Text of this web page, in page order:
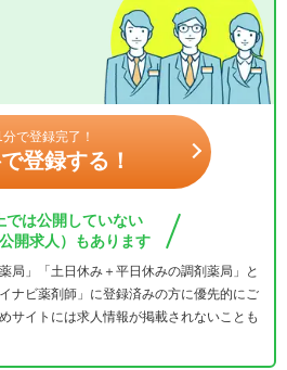
分で登録完了！
登録する！
では公開していない
開求人）もあります
局」「土日休み＋平日休みの調剤薬局」と
ナビ薬剤師」に登録済みの方に優先的にご
サイトには求人情報が掲載されないことも